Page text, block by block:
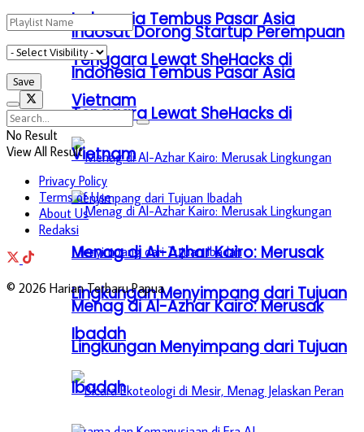
Indonesia Tembus Pasar Asia
Tenggara Lewat SheHacks di
Vietnam
Menag di Al-Azhar Kairo: Merusak
Lingkungan Menyimpang dari Tujuan
Ibadah
Indosat Dorong Startup Perempuan
Indonesia Tembus Pasar Asia
Tenggara Lewat SheHacks di
Vietnam
Menag di Al-Azhar Kairo: Merusak
Lingkungan Menyimpang dari Tujuan
Ibadah
No Result
View All Result
Privacy Policy
Terms of Use
About Us
Redaksi
© 2026 Harian Terbaru Papua